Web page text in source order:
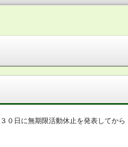
０日に無期限活動休止を発表してから